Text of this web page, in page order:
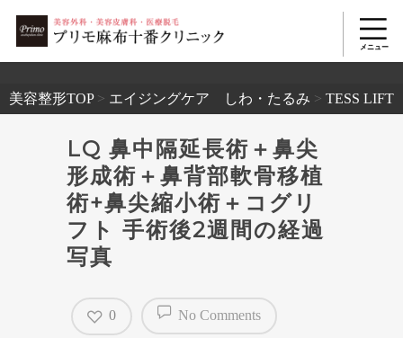
美容整形TOP> エイジングケア しわ・たるみ > TESS LIFT
LQ 鼻中隔延長術＋鼻尖
形成術＋鼻背部軟骨移植
術+鼻尖縮小術＋コグリ
フト 手術後2週間の経過
写真
No Comments
0